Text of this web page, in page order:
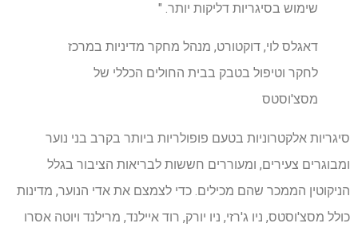
שימוש בסיגריות דליקות יותר. "
דאגלס לוי, דוקטורט, מנהל מחקר מדיניות במרכז
לחקר וטיפול בטבק בבית החולים הכללי של
מסצ'וסטס
סיגריות אלקטרוניות בטעם פופולריות ביותר בקרב בני נוער
ומבוגרים צעירים, ומעוררים חששות לבריאות הציבור בגלל
הניקוטין הממכר שהם מכילים. כדי לצמצם את אדי הנוער, מדינות
כולל מסצ'וסטס, ניו ג'רזי, ניו יורק, רוד איילנד, מרילנד ויוטה אסרו